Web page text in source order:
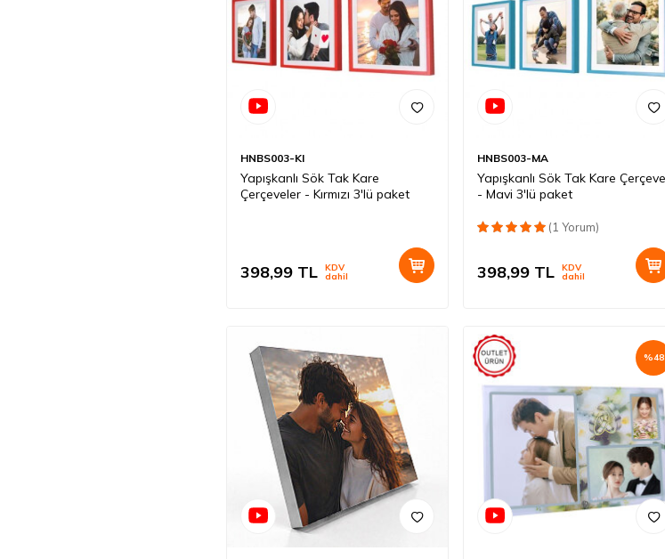
HNBS003-KI
Yapışkanlı Sök Tak Kare
Çerçeveler - Kırmızı 3'lü paket
398,99 TL KDV
dahil
HNBS003-MA
Yapışkanlı Sök Tak Kare Çerçeve
- Mavi 3'lü paket
(1 Yorum)
398,99 TL KDV
dahil
%48